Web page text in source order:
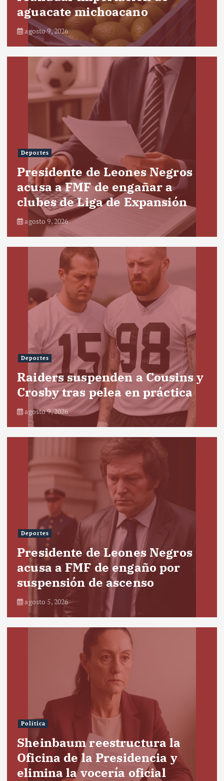
aguacate michoacano
agosto 9, 2026
Deportes
Presidente de Leones Negros
acusa a FMF de engañar a
clubes de Liga de Expansión
agosto 9, 2026
Deportes
Raiders suspenden a Cousins y
Crosby tras pelea en práctica
agosto 9, 2026
Deportes
Presidente de Leones Negros
acusa a FMF de engaño por
suspensión de ascenso
agosto 5, 2026
Política
Sheinbaum reestructura la
Oficina de la Presidencia y
elimina la vocería oficial